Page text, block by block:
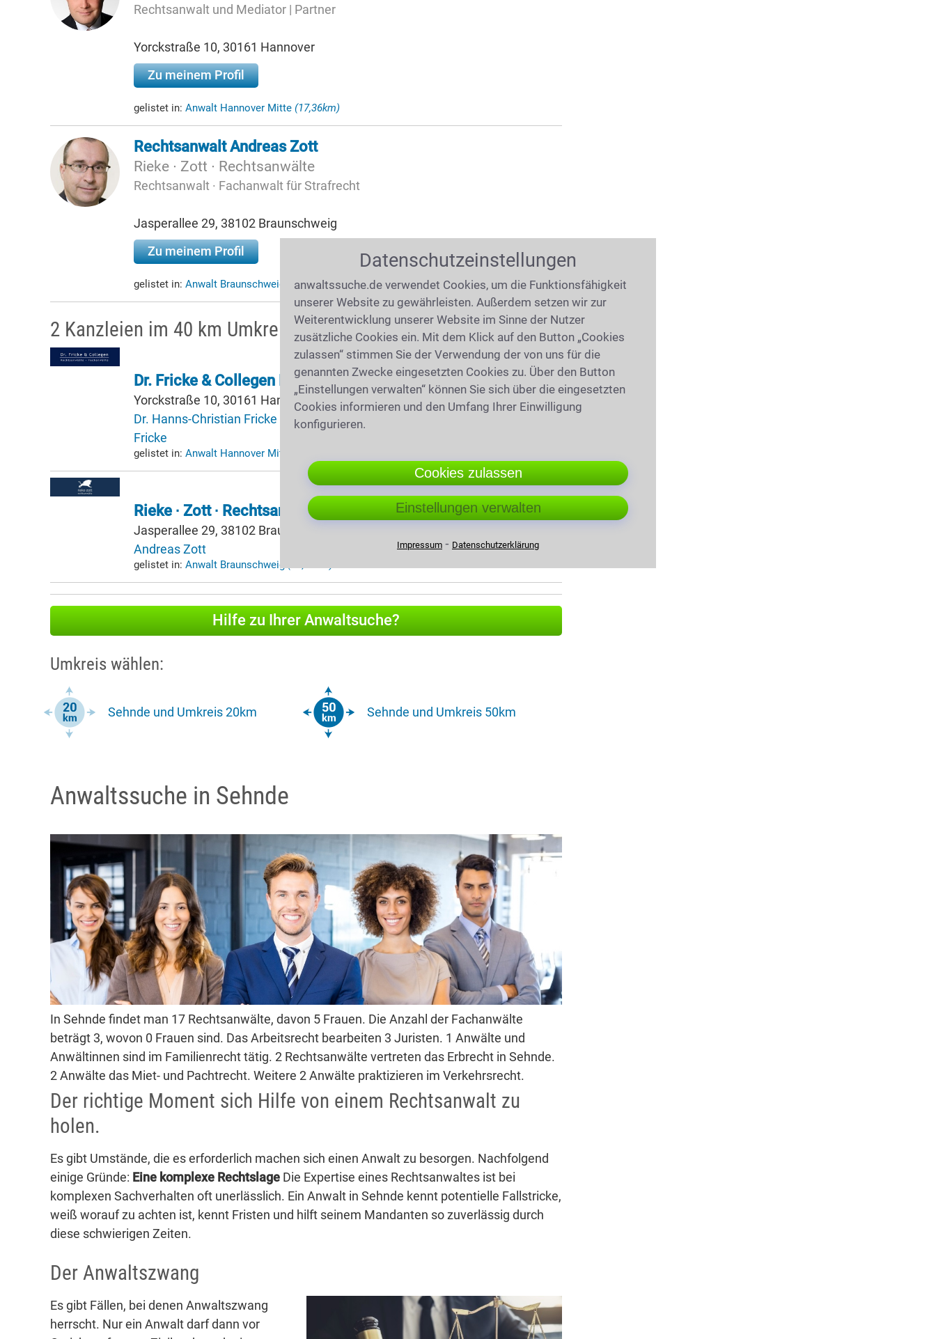
Rechtsanwalt und Mediator | Partner
Yorckstraße 10, 30161 Hannover
Zu meinem Profil
gelistet in: Anwalt Hannover Mitte (17,36km)
Rechtsanwalt Andreas Zott
Rieke ∙ Zott ∙ Rechtsanwälte
Rechtsanwalt · Fachanwalt für Strafrecht
Jasperallee 29, 38102 Braunschweig
Zu meinem Profil
gelistet in: Anwalt Braunschweig (38,47km)
2 Kanzleien im 40 km Umkreis von Sehnde
Dr. Fricke & Collegen PartG mbB
Yorckstraße 10, 30161 Hannover
Dr. Hanns-Christian Fricke
Dr. Hanns-Georg Fricke
Fricke
gelistet in: Anwalt Hannover Mitte
Rieke ∙ Zott ∙ Rechtsanwälte
Jasperallee 29, 38102 Braunschweig
Andreas Zott
gelistet in: Anwalt Braunschweig
Hilfe zu Ihrer Anwaltsuche?
Umkreis wählen:
Sehnde und Umkreis 20km Sehnde und Umkreis 50km
Anwaltssuche in Sehnde
In Sehnde findet man 17 Rechtsanwälte, davon 5 Frauen. Die Anzahl der Fachanwälte
beträgt 3, wovon 0 Frauen sind. Das Arbeitsrecht bearbeiten 3 Juristen. 1 Anwälte und
Anwältinnen sind im Familienrecht tätig. 2 Rechtsanwälte vertreten das Erbrecht in Sehnde.
2 Anwälte das Miet- und Pachtrecht. Weitere 2 Anwälte praktizieren im Verkehrsrecht.
Der richtige Moment sich Hilfe von einem Rechtsanwalt zu
holen.
Es gibt Umstände, die es erforderlich machen sich einen Anwalt zu besorgen. Nachfolgend
einige Gründe: Eine komplexe Rechtslage Die Expertise eines Rechtsanwaltes ist bei
komplexen Sachverhalten oft unerlässlich. Ein Anwalt in Sehnde kennt potentielle Fallstricke,
weiß worauf zu achten ist, kennt Fristen und hilft seinem Mandanten so zuverlässig durch
diese schwierigen Zeiten.
Der Anwaltszwang
Es gibt Fällen, bei denen Anwaltszwang
herrscht. Nur ein Anwalt darf dann vor
Datenschutzeinstellungen
anwaltssuche.de verwendet Cookies, um die Funktionsfähigkeit
unserer Website zu gewährleisten. Außerdem setzen wir zur
Weiterentwicklung unserer Website im Sinne der Nutzer
zusätzliche Cookies ein. Mit dem Klick auf den Button „Cookies
zulassen“ stimmen Sie der Verwendung der von uns für die
genannten Zwecke eingesetzten Cookies zu. Über den Button
„Einstellungen verwalten“ können Sie sich über die eingesetzten
Cookies informieren und den Umfang Ihrer Einwilligung
konfigurieren.
Cookies zulassen
Einstellungen verwalten
Impressum ⁃ Datenschutzerklärung